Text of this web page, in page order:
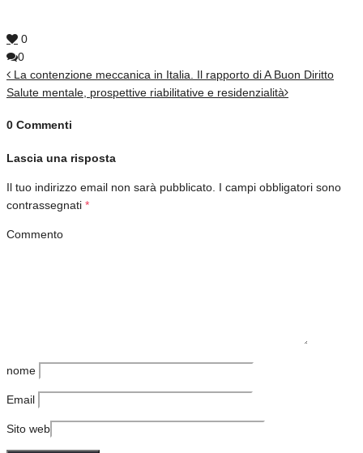
0
0
La contenzione meccanica in Italia. Il rapporto di A Buon Diritto
Salute mentale, prospettive riabilitative e residenzialità
0 Commenti
Lascia una risposta
Il tuo indirizzo email non sarà pubblicato. I campi obbligatori sono
contrassegnati *
Commento
nome
Email
Sito web